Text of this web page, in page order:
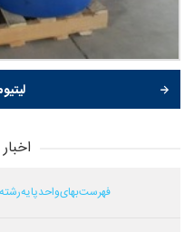
فهرست بهای واحد پایه رشته